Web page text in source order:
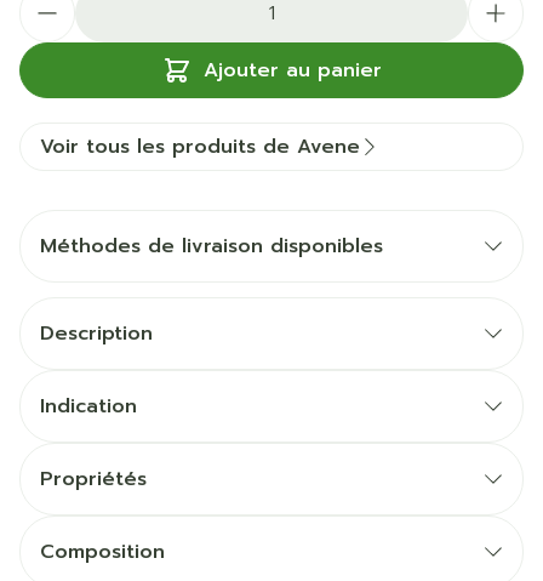
Ajouter au panier
Voir tous les produits de Avene
Méthodes de livraison disponibles
Description
Indication
Propriétés
Composition